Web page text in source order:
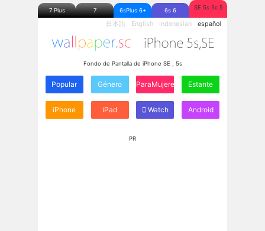
7 Plus 7 6sPlus 6+ 6s 6 SE 5s 5c 5
日本語 English Indonesian español
Fondo de Pantalla de iPhone SE , 5s
Popular Género ParaMujeres Estante
iPhone iPad Watch Android
PR